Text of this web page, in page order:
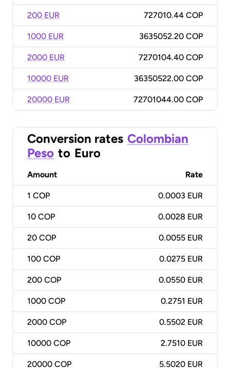
200 EUR 727010.44 COP
1000 EUR 3635052.20 COP
2000 EUR 7270104.40 COP
10000 EUR 36350522.00 COP
20000 EUR 72701044.00 COP
Conversion rates Colombian
Peso to Euro
Amount Rate
1 COP 0.0003 EUR
10 COP 0.0028 EUR
20 COP 0.0055 EUR
100 COP 0.0275 EUR
200 COP 0.0550 EUR
1000 COP 0.2751 EUR
2000 COP 0.5502 EUR
10000 COP 2.7510 EUR
20000 COP 5.5020 EUR